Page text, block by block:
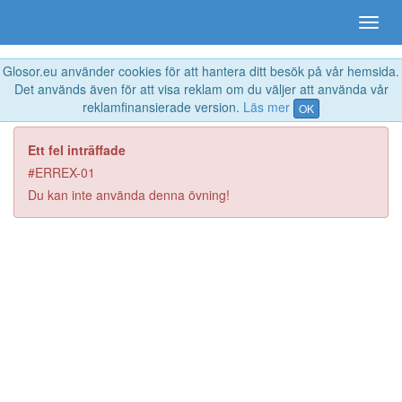
Glosor.eu använder cookies för att hantera ditt besök på vår hemsida.
Det används även för att visa reklam om du väljer att använda vår
reklamfinansierade version. Läs mer OK
Ett fel inträffade
#ERREX-01
Du kan inte använda denna övning!